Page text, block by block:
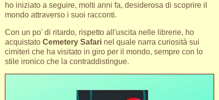
ho iniziato a seguire, molti anni fa, desiderosa di scoprire il
mondo attraverso i suoi racconti.
Con un po' di ritardo, rispetto all'uscita nelle librerie, ho
acquistato Cemetery Safari nel quale narra curiosità sui
cimiteri che ha visitato in giro per il mondo, sempre con lo
stile ironico che la contraddistingue.